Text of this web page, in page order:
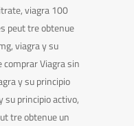
viagra 100
peut tre obtenue
viagra y su
comprar Viagra sin
y su principio
su principio activo,
tre obtenue un